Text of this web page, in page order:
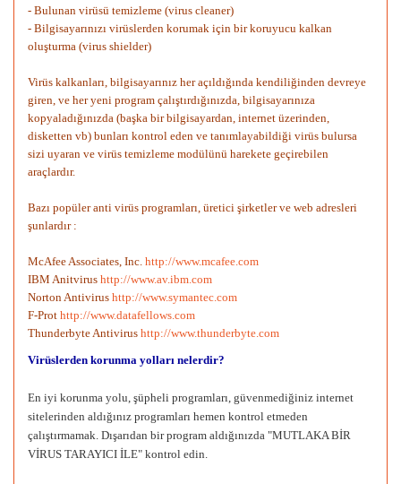
- Bulunan virüsü temizleme (virus cleaner)
- Bilgisayarınızı virüslerden korumak için bir koruyucu kalkan
oluşturma (virus shielder)
Virüs kalkanları, bilgisayarınız her açıldığında kendiliğinden devreye
giren, ve her yeni program çalıştırdığınızda, bilgisayarınıza
kopyaladığınızda (başka bir bilgisayardan, internet üzerinden,
disketten vb) bunları kontrol eden ve tanımlayabildiği virüs bulursa
sizi uyaran ve virüs temizleme modülünü harekete geçirebilen
araçlardır.
Bazı popüler anti virüs programları, üretici şirketler ve web adresleri
şunlardır :
McAfee Associates, Inc. http://www.mcafee.com
IBM Anitvirus http://www.av.ibm.com
Norton Antivirus http://www.symantec.com
F-Prot http://www.datafellows.com
Thunderbyte Antivirus http://www.thunderbyte.com
Virüslerden korunma yolları nelerdir?
En iyi korunma yolu, şüpheli programları, güvenmediğiniz internet
sitelerinden aldığınız programları hemen kontrol etmeden
çalıştırmamak. Dışarıdan bir program aldığınızda "MUTLAKA BİR
VİRUS TARAYICI İLE" kontrol edin.